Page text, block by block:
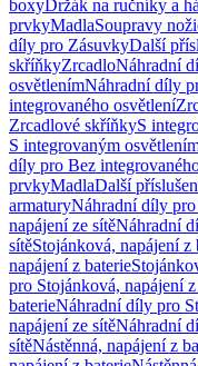
boxyDržák na ručníky a
prvkyMadlaSoupravy
díly pro ZásuvkyDalší
skříňkyZrcadloNáhradní
osvětlenímNáhradní díly
integrovaného osvětlení
Zrcadlové skříňkyS
S integrovaným
díly pro Bez
prvkyMadlaDalší
armaturyNáhradní díly
napájení ze sítěNáhradní
sítěStojánková, napájení z
napájení z baterie
pro Stojánková, napájení
baterieNáhradní díly pro
napájení ze sítěNáhradní
sítěNástěnná, napájení z